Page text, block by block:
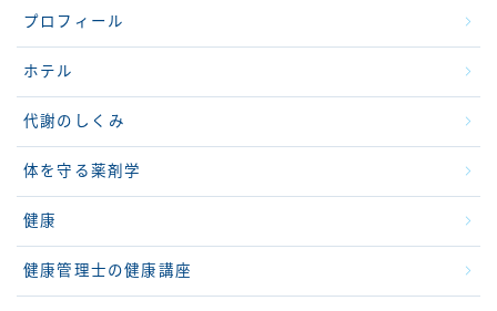
プロフィール
ホテル
代謝のしくみ
体を守る薬剤学
健康
健康管理士の健康講座